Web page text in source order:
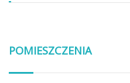
POMIESZCZENIA